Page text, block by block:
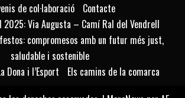
de col·laboració
Contacte
Via Augusta – Camí Ral del Vendrell
compromesos amb un futur més just,
saludable i sostenible
Dona i l’Esport
Els camins de la comarca